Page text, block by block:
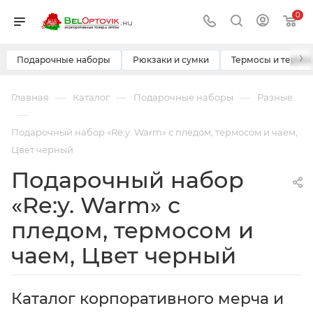
0
Подарочные наборы Рюкзаки и сумки Термосы и ›
Главная — Каталог — Подарочные наборы — Разные
—
Подарочный набор «Re:y. Warm» с пледом, термосом и чаем,
Цвет черный
Подарочный набор
«Re:y. Warm» с
пледом, термосом и
чаем, Цвет черный
Каталог корпоративного мерча и